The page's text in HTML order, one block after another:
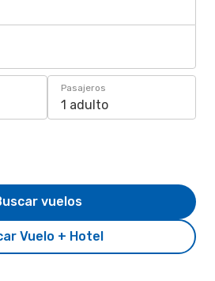
Pasajeros
1 adulto
Vuelo + Hotel
vuelos